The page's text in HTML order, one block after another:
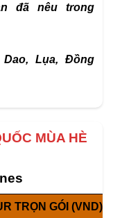
đã nêu trong
Lụa, Đồng
MÙA HÈ
TRỌN GÓI (VND)